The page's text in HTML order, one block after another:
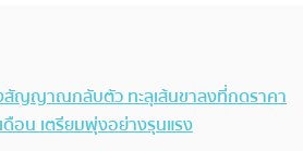
สัญญาณกลับตัว ทะลุเส้นขาลงที่กดราคา
ดือน เตรียมพุ่งอย่างรุนแรง